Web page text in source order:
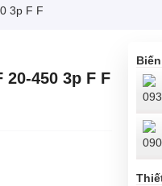
3p F F
20-450 3p F F